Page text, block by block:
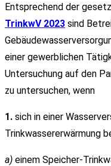
Entsprechend der
TrinkwV 2023 sind
einer gewerblichen
Untersuchung auf den
zu untersuchen, wenn
1. sich in einer
Trinkwassererwärmung
a) einem Speicher-